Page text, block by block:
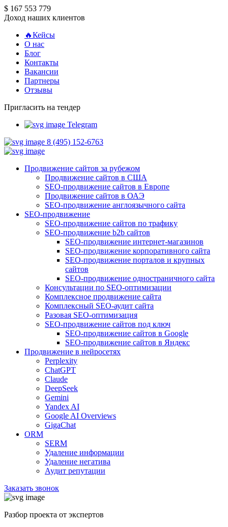
$ 167 553 779
Доход наших клиентов
🔥Кейсы
О нас
Блог
Контакты
Вакансии
Партнеры
Отзывы
Пригласить на тендер
Telegram
8 (495) 152-6763
Продвижение сайтов за рубежом
Продвижение сайтов в США
SEO-продвижение сайтов в Европе
Продвижение сайтов в ОАЭ
SEO-продвижение англоязычного сайта
SEO-продвижение
SEO-продвижение сайтов по трафику
SEO-продвижение b2b сайтов
SEO-продвижение интернет-магазинов
SEO-продвижение корпоративного сайта
SEO-продвижение порталов и крупных
сайтов
SEO-продвижение одностраничного сайта
Консультации по SEO-оптимизации
Комплексное продвижение сайта
Комплексный SEO-аудит сайта
Разовая SEO-оптимизация
SEO-продвижение сайтов под ключ
SEO-продвижение сайтов в Google
SEO-продвижение сайтов в Яндекс
Продвижение в нейросетях
Perplexity
ChatGPT
Claude
DeepSeek
Gemini
Yandex AI
Google AI Overviews
GigaChat
ORM
SERM
Удаление информации
Удаление негатива
Аудит репутации
Заказать звонок
Разбор проекта от экспертов